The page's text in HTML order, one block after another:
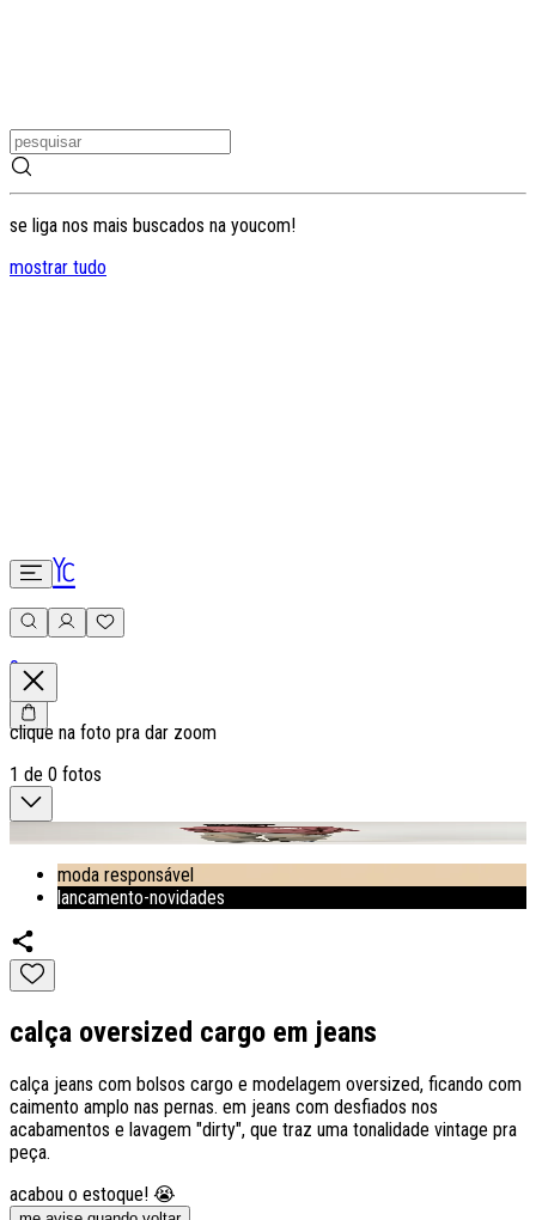
se liga nos mais buscados na youcom!
mostrar tudo
0
clique na foto pra dar zoom
1 de 0 fotos
moda responsável
lancamento-novidades
calça oversized cargo em jeans
calça jeans com bolsos cargo e modelagem oversized, ficando com
caimento amplo nas pernas. em jeans com desfiados nos
acabamentos e lavagem "dirty", que traz uma tonalidade vintage pra
peça.
acabou o estoque! 😭